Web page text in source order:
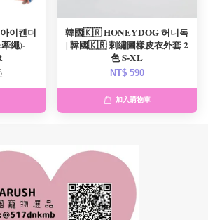
이캔더
繩)-
韓國🇰🇷 HONEYDOG 허니독
| 韓國🇰🇷 刺繡圖樣皮衣外套 2
色 S-XL
NT$ 590
加入購物車